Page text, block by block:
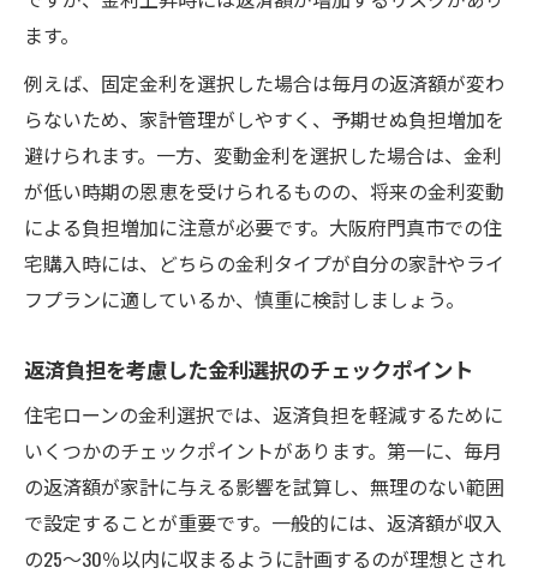
ます。
例えば、固定金利を選択した場合は毎月の返済額が変わ
らないため、家計管理がしやすく、予期せぬ負担増加を
避けられます。一方、変動金利を選択した場合は、金利
が低い時期の恩恵を受けられるものの、将来の金利変動
による負担増加に注意が必要です。大阪府門真市での住
宅購入時には、どちらの金利タイプが自分の家計やライ
フプランに適しているか、慎重に検討しましょう。
返済負担を考慮した金利選択のチェックポイント
住宅ローンの金利選択では、返済負担を軽減するために
いくつかのチェックポイントがあります。第一に、毎月
の返済額が家計に与える影響を試算し、無理のない範囲
で設定することが重要です。一般的には、返済額が収入
の25〜30％以内に収まるように計画するのが理想とされ